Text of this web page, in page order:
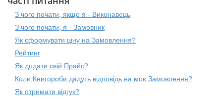
З чого почати, якщо я - Виконавець
З чого почати, я - Замовник
Як сформувати ціну на Замовлення?
Рейтинг
Як додати свій Прайс?
Коли Книгороби дадуть відповідь на моє Замовлення?
Як отримати відгук?